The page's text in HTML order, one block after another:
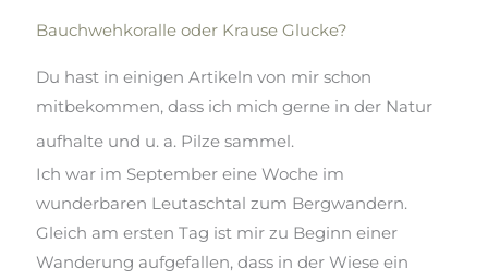
Bauchwehkoralle oder Krause Glucke?
Du hast in einigen Artikeln von mir schon
mitbekommen, dass ich mich gerne in der Natur
aufhalte und u. a. Pilze sammel.
Ich war im September eine Woche im
wunderbaren Leutaschtal zum Bergwandern.
Gleich am ersten Tag ist mir zu Beginn einer
Wanderung aufgefallen, dass in der Wiese ein